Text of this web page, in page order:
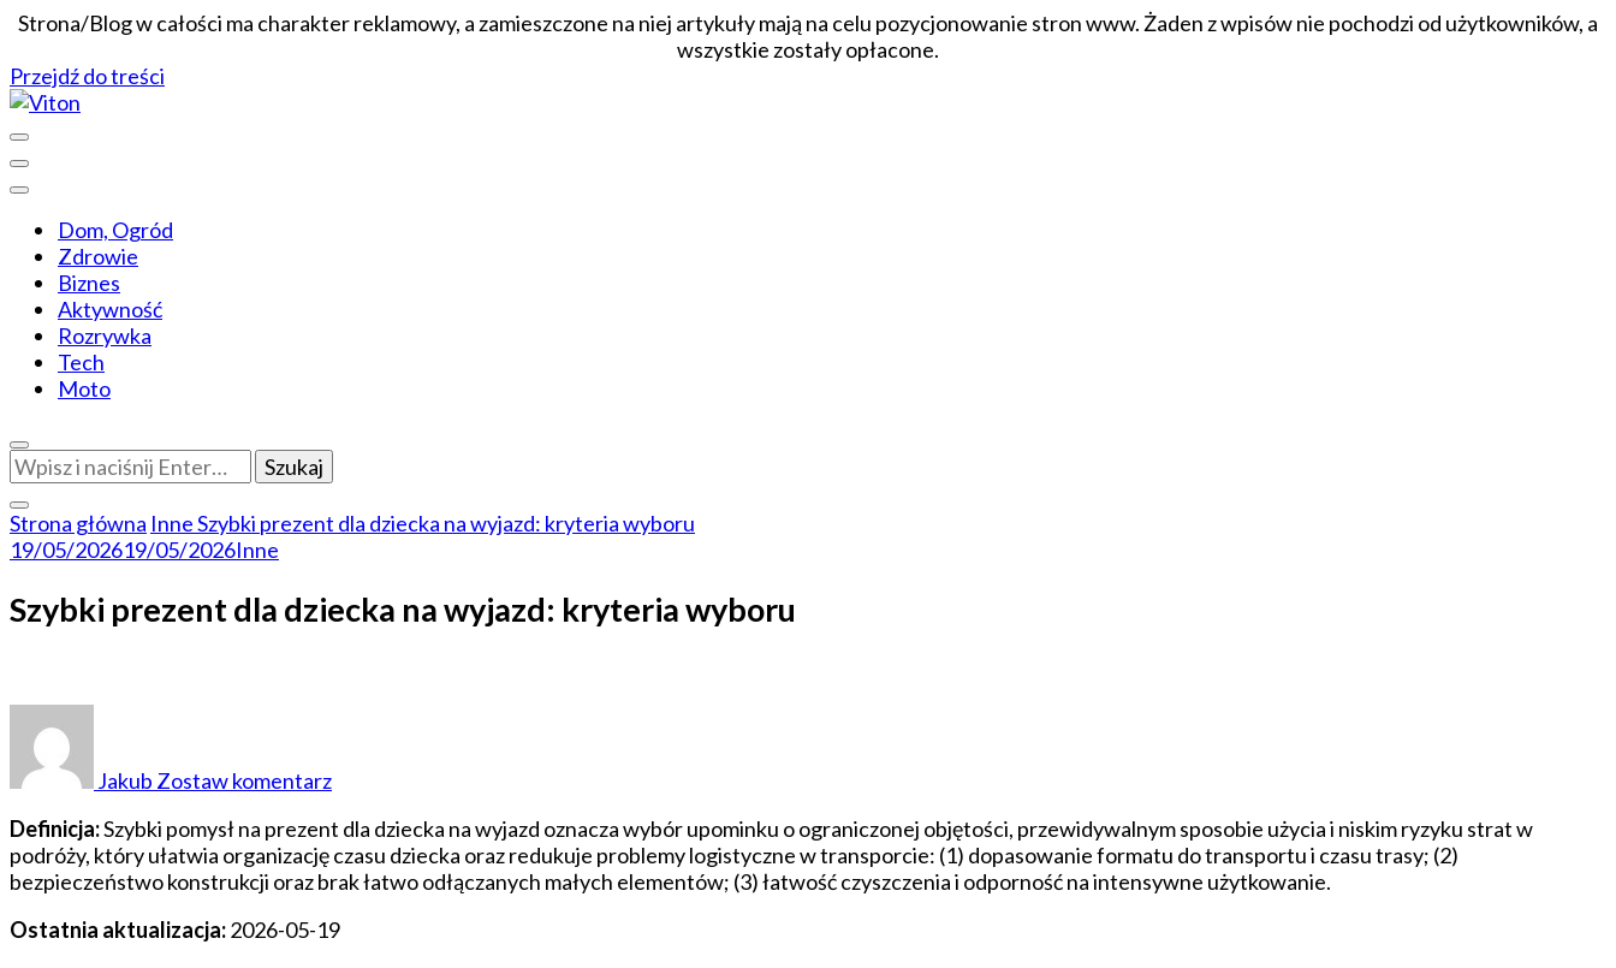
Strona/Blog w całości ma charakter reklamowy, a zamieszczone na niej artykuły mają na celu pozycjonowanie stron www. Żaden z wpisów nie pochodzi od użytkowników, a
wszystkie zostały opłacone.
Przejdź do treści
Viton
Dom, Ogród
Zdrowie
Biznes
Aktywność
Rozrywka
Tech
Moto
Szukasz
czegoś?
Strona główna InneSzybki prezent dla dziecka na wyjazd: kryteria wyboru
19/05/202619/05/2026Inne
Szybki prezent dla dziecka na wyjazd: kryteria wyboru
Jakub Zostaw komentarz
dla
dziecka
na
wyjazd:
wyboru
Definicja:Szybki pomysł na prezent dla dziecka na wyjazd oznacza wybór upominku o ograniczonej objętości, przewidywalnym sposobie użycia i niskim ryzyku strat w
podróży, który ułatwia organizację czasu dziecka oraz redukuje problemy logistyczne w transporcie: (1) dopasowanie formatu do transportu i czasu trasy; (2)
bezpieczeństwo konstrukcji oraz brak łatwo odłączanych małych elementów; (3) łatwość czyszczenia i odporność na intensywne użytkowanie.
Ostatnia aktualizacja:2026-05-19